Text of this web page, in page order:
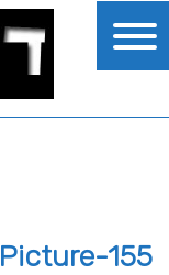
Picture-155